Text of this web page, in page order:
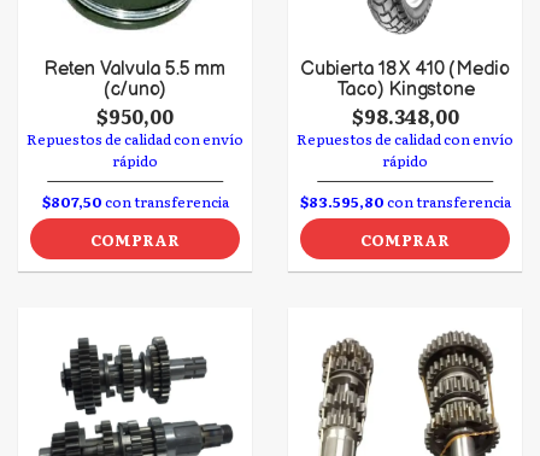
Reten Valvula 5.5 mm
(c/uno)
$950,00
Repuestos de calidad con envío
rápido
$807,50con transferencia
COMPRAR
Cubierta 18 X 410 (Medio
Taco) Kingstone
$98.348,00
Repuestos de calidad con envío
rápido
$83.595,80con transferencia
COMPRAR